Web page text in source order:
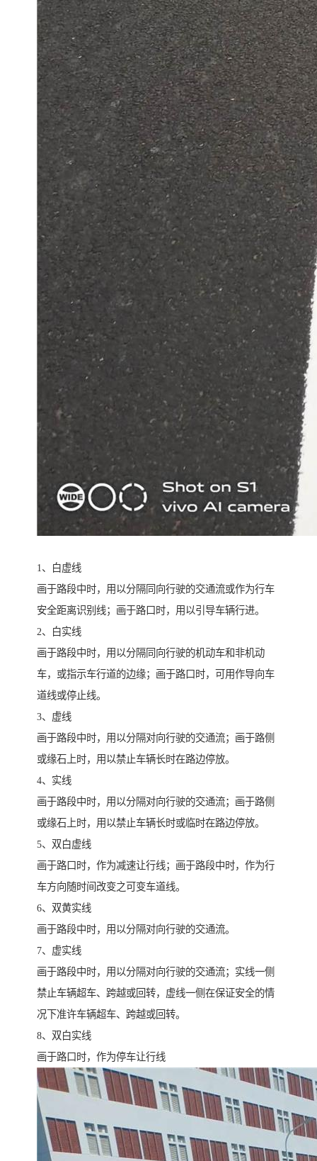
1、白虚线
画于路段中时，用以分隔同向行驶的交通流或作为行车
安全距离识别线；画于路口时，用以引导车辆行进。
2、白实线
画于路段中时，用以分隔同向行驶的机动车和非机动
车，或指示车行道的边缘；画于路口时，可用作导向车
道线或停止线。
3、虚线
画于路段中时，用以分隔对向行驶的交通流；画于路侧
或缘石上时，用以禁止车辆长时在路边停放。
4、实线
画于路段中时，用以分隔对向行驶的交通流；画于路侧
或缘石上时，用以禁止车辆长时或临时在路边停放。
5、双白虚线
画于路口时，作为减速让行线；画于路段中时，作为行
车方向随时间改变之可变车道线。
6、双黄实线
画于路段中时，用以分隔对向行驶的交通流。
7、虚实线
画于路段中时，用以分隔对向行驶的交通流；实线一侧
禁止车辆超车、跨越或回转，虚线一侧在保证安全的情
况下准许车辆超车、跨越或回转。
8、双白实线
画于路口时，作为停车让行线